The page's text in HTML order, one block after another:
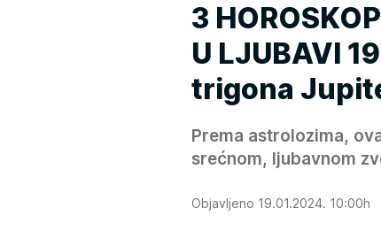
3
U LJUBAVI
trigona
Prema astrolozima,
srećnom, ljubavnom
Objavljeno 19.01.2024. 10:00h